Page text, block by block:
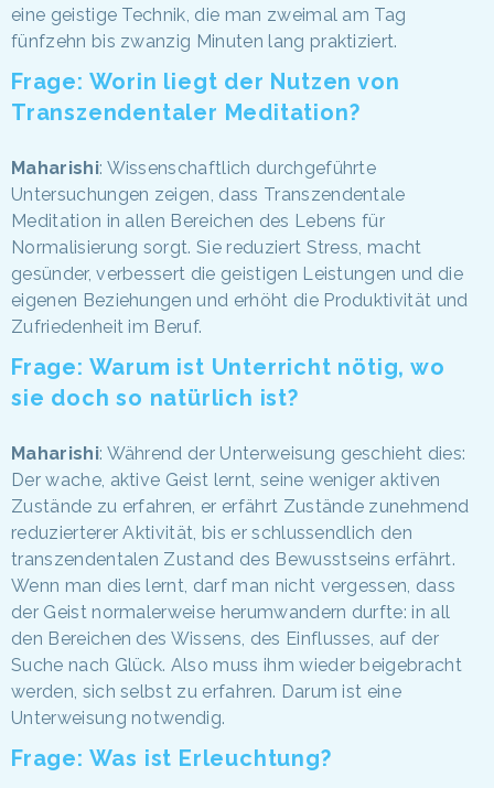
eine geistige Technik, die man zweimal am Tag
fünfzehn bis zwanzig Minuten lang praktiziert.
Frage: Worin liegt der Nutzen von
Transzendentaler Meditation?
Maharishi: Wissenschaftlich durchgeführte
Untersuchungen zeigen, dass Transzendentale
Meditation in allen Bereichen des Lebens für
Normalisierung sorgt. Sie reduziert Stress, macht
gesünder, verbessert die geistigen Leistungen und die
eigenen Beziehungen und erhöht die Produktivität und
Zufriedenheit im Beruf.
Frage: Warum ist Unterricht nötig, wo
sie doch so natürlich ist?
Maharishi: Während der Unterweisung geschieht dies:
Der wache, aktive Geist lernt, seine weniger aktiven
Zustände zu erfahren, er erfährt Zustände zunehmend
reduzierterer Aktivität, bis er schlussendlich den
transzendentalen Zustand des Bewusstseins erfährt.
Wenn man dies lernt, darf man nicht vergessen, dass
der Geist normalerweise herumwandern durfte: in all
den Bereichen des Wissens, des Einflusses, auf der
Suche nach Glück. Also muss ihm wieder beigebracht
werden, sich selbst zu erfahren. Darum ist eine
Unterweisung notwendig.
Frage: Was ist Erleuchtung?